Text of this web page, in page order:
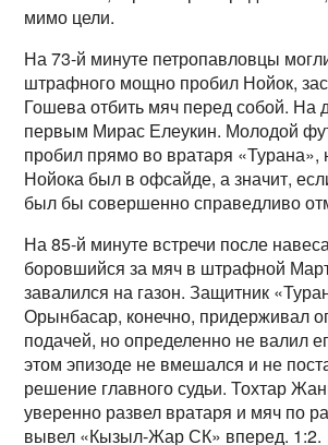
мимо цели.
На 73-й минуте петропавловцы
штрафного мощно пробил Нойок,
Гошева отбить мяч перед собой. На
первым Мирас Елеукин. Молодой
пробил прямо во вратаря «Турана»,
Нойока был в офсайде, а значит,
был бы совершенно справедливо
На 85-й минуте встречи после
боровшийся за мяч в штрафной
завалился на газон. Защитник
Орынбасар, конечно, придерживал
подачей, но определенно не валил
этом эпизоде не вмешался и не
решение главного судьи. Тохтар
уверенно развел вратаря и мяч по
вывел «Кызыл-Жар СК» вперед. 1:2.